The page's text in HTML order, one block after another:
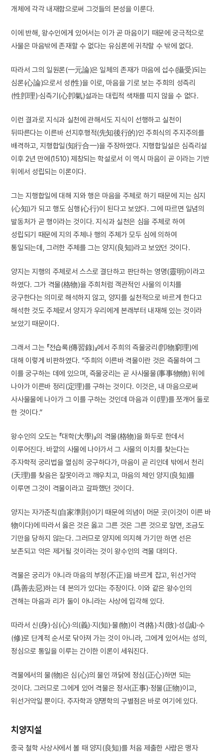
개체에 각각 내재함으로써 그것들의 본성을 이룬다.
이에 반해, 왕수인에게 있어서는 이가 곧 마음이기 때문에 궁극적으로
사물은 마음밖에 존재할 수 없다는 유심론에 귀착할 수 밖에 없다.
따라서 그의 일원론(一元論)은 일체의 존재가 마음에 섭수(攝受)되는
심론(心論)으로서 성(性)을 이로, 마음을 기로 보는 주희의 성즉리
(性卽理)·심즉기(心卽氣)설과는 대립적 색채를 띠지 않을 수 없다.
이런 결과로 지식과 실천에 관해서도 지식이 선행하고 실천이
뒤따른다는 이른바 선지후행적(先知後行的)인 주희식의 주지주의를
배격하고, 지행합일(知行合一)을 주장하였다. 지행합일설은 심즉리설
이후 2년 만에(1510) 제창되는 학설로서 이 역시 마음이 곧 이라는 기반
위에서 성립되는 이론이다.
그는 지행합일에 대해 지와 행은 마음을 주체로 하기 때문에 지는 심지
(心知)가 되고 행도 심행(心行)이 된다고 보았다. 그에 따르면 일념의
발동처가 곧 행이라는 것이다. 지식과 실천은 심을 주체로 하여
성립되기 때문에 지의 주체나 행의 주체가 모두 심에 의하여
통일되는데, 그러한 주체를 그는 양지(良知)라고 보았던 것이다.
양지는 지행의 주체로서 스스로 결단하고 판단하는 영명(靈明)이라고
하였다. 그가 격물(格物)을 주희처럼 객관적인 사물의 이치를
궁구한다는 의미로 해석하지 않고, 양지를 실천적으로 바르게 한다고
해석한 것도 주체로서 양지가 우리에게 본래부터 내재해 있는 것이라
보았기 때문이다.
그래서 그는 『전습록(傳習錄)』에서 주희의 즉물궁리(卽物窮理)에
대해 이렇게 비판하였다. “주희의 이른바 격물이란 것은 즉물하여 그
이를 궁구하는 데에 있으며, 즉물궁리는 곧 사사물물(事事物物) 위에
나아가 이른바 정리(定理)를 구하는 것이다. 이것은, 내 마음으로써
사사물물에 나아가 그 이를 구하는 것인데 마음과 이(理)를 쪼개어 둘로
한 것이다.”
왕수인의 오도는 『대학(大學)』의 격물(格物)을 화두로 한데서
이루어진다. 바깥의 사물에 나아가서 그 사물의 이치를 찾는다는
주자학적 궁리법을 열심히 궁구하다가, 마음이 곧 리인데 밖에서 천리
(天理)를 찾음은 잘못이라고 깨우치고, 마음의 체인 양지(良知)를
이루면 그것이 격물이라고 갈파했던 것이다.
양지는 자가준칙(自家準則)이기 때문에 의념이 머문 곳(이것이 이른 바
物이다)에 따라서 옳은 것은 옳고 그른 것은 그른 것으로 알면, 조금도
기만을 당하지 않는다. 그러므로 양지에 의지해 가기만 하면 선은
보존되고 악은 제거될 것이라는 것이 왕수인의 격물 대의다.
격물은 궁리가 아니라 마음의 부정(不正)을 바르게 잡고, 위선거악
(爲善去惡)하는 데 본의가 있다는 주장이다. 이와 같은 왕수인의
견해는 마음과 리가 둘이 아니라는 사상에 입각해 있다.
따라서 신(身)·심(心)·의(義)·지(知)·물(物)이 격(格)·치(致)·성(誠)·수
(修)로 단계적 순서로 닦아져 가는 것이 아니라, 그에게 있어서는 성의,
정심으로 통일을 이루는 간이한 이론이 세워진다.
격물에서의 물(物)은 심(心)의 물인 까닭에 정심(正心)하면 되는
것이다. 그러므로 그에게 있어 격물은 정사(正事)·정물(正物)이고,
위선거악일 뿐이다. 주자학과 양명학의 구별점은 바로 여기에 있다.
치양지설
중국 철학 사상사에서 볼 때 양지(良知)를 처음 제출한 사람은 맹자